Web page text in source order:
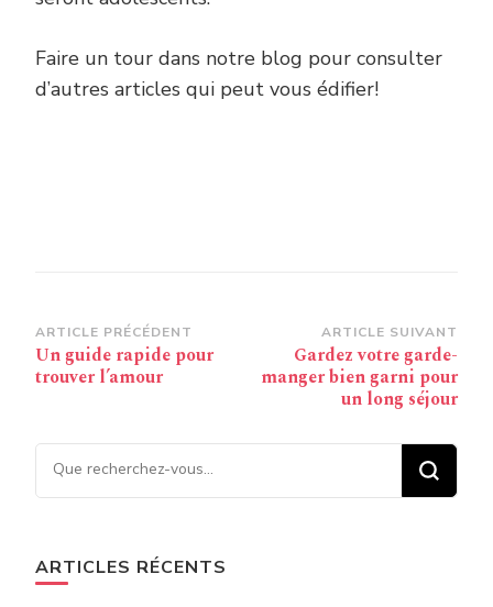
Faire un tour dans notre blog pour consulter
d’autres articles qui peut vous édifier!
Navigation
d’article
ARTICLE PRÉCÉDENT
Un guide rapide pour
trouver l’amour
ARTICLE SUIVANT
Gardez votre garde-
manger bien garni pour
un long séjour
Vous recherchiez quelque
chose ?
ARTICLES RÉCENTS